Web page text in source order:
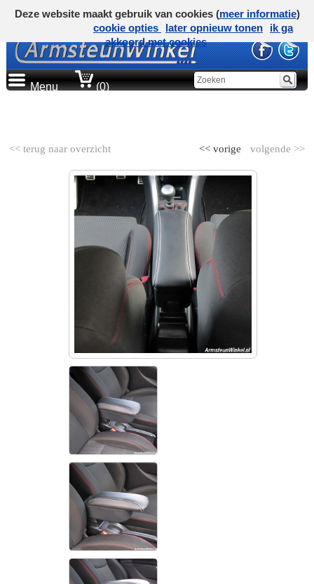
Menu (0)
<< terug naar overzicht volgende >>
<< vorige
Deze website maakt gebruik van cookies (meer informatie)
cookie opties
later opnieuw tonen
ik ga
akkoord met cookies